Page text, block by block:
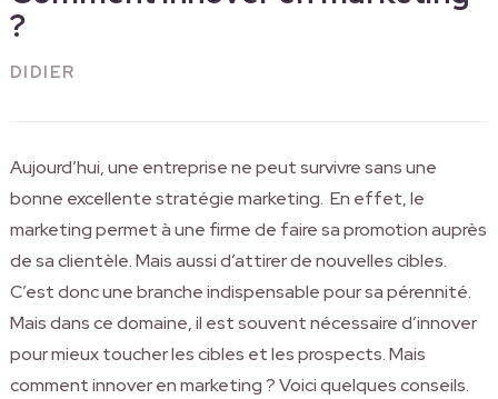
?
DIDIER
Aujourd’hui, une entreprise ne peut survivre sans une
bonne excellente stratégie marketing. En effet, le
marketing permet à une firme de faire sa promotion auprès
de sa clientèle. Mais aussi d’attirer de nouvelles cibles.
C’est donc une branche indispensable pour sa pérennité.
Mais dans ce domaine, il est souvent nécessaire d’innover
pour mieux toucher les cibles et les prospects. Mais
comment innover en marketing ? Voici quelques conseils.